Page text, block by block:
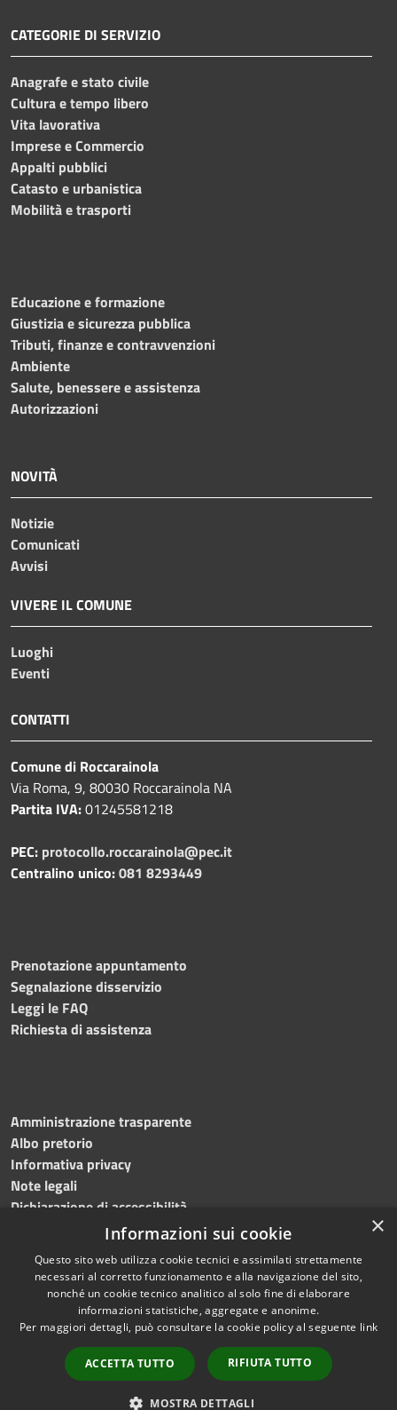
CATEGORIE DI SERVIZIO
Anagrafe e stato civile
Cultura e tempo libero
Vita lavorativa
Imprese e Commercio
Appalti pubblici
Catasto e urbanistica
Mobilità e trasporti
Educazione e formazione
Giustizia e sicurezza pubblica
Tributi, finanze e contravvenzioni
Ambiente
Salute, benessere e assistenza
Autorizzazioni
NOVITÀ
Notizie
Comunicati
Avvisi
VIVERE IL COMUNE
Luoghi
Eventi
CONTATTI
Comune di Roccarainola
Via Roma, 9, 80030 Roccarainola NA
Partita IVA:01245581218
PEC: protocollo.roccarainola@pec.it
Centralino unico:081 8293449
Prenotazione appuntamento
Segnalazione disservizio
Leggi le FAQ
Richiesta di assistenza
Amministrazione trasparente
Albo pretorio
Informativa privacy
Note legali
Dichiarazione di accessibilità
Accessibilità
Privacy
Mappa del sito
Copyright © 2024, Comune
di Roccarainola
Powered byMunicipium
|Accesso redazione
×
Informazioni sui cookie
Questo sito web utilizza cookie tecnici e assimilati strettamente
necessari al corretto funzionamento e alla navigazione del sito,
nonché un cookie tecnico analitico al solo fine di elaborare
informazioni statistiche, aggregate e anonime.
Per maggiori dettagli, può consultare la cookie policy al seguente link
ACCETTA TUTTO RIFIUTA TUTTO
MOSTRA DETTAGLI